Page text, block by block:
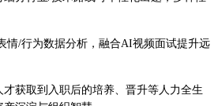
情/行为数据分析，融合AI视频面试提升远
获取到入职后的培养、晋升等人力全生